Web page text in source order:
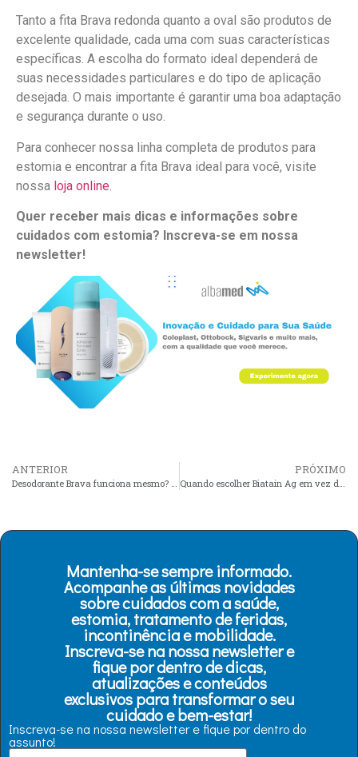
Tanto a fita Brava redonda quanto a oval são produtos de
excelente qualidade, cada uma com suas características
específicas. A escolha do formato ideal dependerá de
suas necessidades particulares e do tipo de aplicação
desejada. O mais importante é garantir uma boa adaptação
e segurança durante o uso.
Para conhecer nossa linha completa de produtos para
estomia e encontrar a fita Brava ideal para você, visite
nossa loja online
Quer receber mais dicas e informações sobre
cuidados com estomia? Inscreva-se em nossa
newsletter!
ANTERIOR
Desodorante Brava funciona mesmo? Veja avaliações de pacientes
PRÓXIMO
Quando escolher Biatain Ag em vez de Biatain normal?
Mantenha-se sempre informado.
Acompanhe as últimas novidades
sobre cuidados com a saúde,
estomia, tratamento de feridas,
incontinência e mobilidade.
Inscreva-se na nossa newsletter e
fique por dentro de dicas,
atualizações e conteúdos
exclusivos para transformar o seu
cuidado e bem-estar!
Inscreva-se na nossa newsletter e fique por dentro do
assunto!